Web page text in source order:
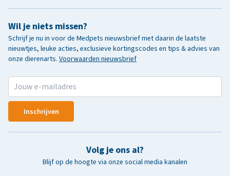
Wil je niets missen?
Schrijf je nu in voor de Medpets nieuwsbrief met daarin de laatste
nieuwtjes, leuke acties, exclusieve kortingscodes en tips & advies van
onze dierenarts. Voorwaarden nieuwsbrief
Inschrijven
Volg je ons al?
Blijf op de hoogte via onze social media kanalen